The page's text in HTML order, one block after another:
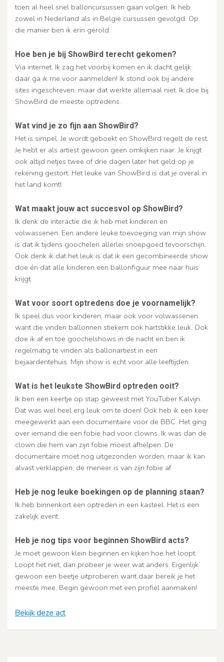
toen al heel snel balloncursussen gaan volgen. Ik heb
zowel in Nederland als in België cursussen gevolgd. Op
die manier ben ik erin gerold.
Hoe ben je bij ShowBird terecht gekomen?
Via internet. Ik zag het voorbij komen en ik dacht gelijk:
daar ga ik me voor aanmelden! Ik stond ook bij andere
sites ingeschreven, maar dat werkte allemaal niet. Ik doe bij
ShowBird de meeste optredens.
Wat vind je zo fijn aan ShowBird?
Het is simpel. Je wordt geboekt en ShowBird regelt de rest.
Je hebt er als artiest gewoon geen omkijken naar. Je krijgt
ook altijd netjes twee of drie dagen later het geld op je
rekening gestort. Het leuke van ShowBird is dat je overal in
het land komt!
Wat maakt jouw act succesvol op ShowBird?
Ik denk de interactie die ik heb met kinderen en
volwassenen. Een andere leuke toevoeging van mijn show
is dat ik tijdens goochelen allerlei snoepgoed tevoorschijn.
Ook denk ik dat het leuk is dat ik een gecombineerde show
doe én dat alle kinderen een ballonfiguur mee naar huis
krijgt.
Wat voor soort optredens doe je voornamelijk?
Ik speel dus voor kinderen, maar ook voor volwassenen
want die vinden ballonnen stiekem ook hartstikke leuk. Ook
doe ik af en toe goochelshows in de nacht en ben ik
regelmatig te vinden als ballonartiest in een
bejaardentehuis. Mijn show is echt voor alle leeftijden.
Wat is het leukste ShowBird optreden ooit?
Ik ben een keertje op stap geweest met YouTuber Kalvijn.
Dat was wel heel erg leuk om te doen! Ook heb ik een keer
meegewerkt aan een documentaire voor de BBC. Het ging
over iemand die een fobie had voor clowns. Ik was dan de
clown die hem van zijn fobie moest afhelpen. De
documentaire moet nog uitgezonden worden, maar ik kan
alvast verklappen: de meneer is van zijn fobie af.
Heb je nog leuke boekingen op de planning staan?
Ik heb binnenkort een optreden in een kasteel. Het is een
zakelijk event.
Heb je nog tips voor beginnen ShowBird acts?
Je moet gewoon klein beginnen en kijken hoe het loopt.
Loopt het niet, dan probeer je weer wat anders. Eigenlijk
gewoon een beetje uitproberen want daar bereik je het
meeste mee. Begin gewoon met een profiel aanmaken!
Bekijk deze act